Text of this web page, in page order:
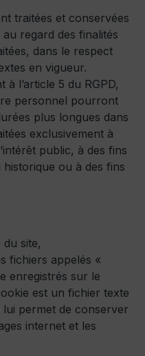
traitées et conservées
regard des finalités
dans le respect
en vigueur.
l’article 5 du RGPD,
personnel pourront
plus longues dans
exclusivement à
public, à des fins
ou à des fins
site,
fichiers appelés «
enregistrés sur le
est un fichier texte
permet de conserver
internet et les